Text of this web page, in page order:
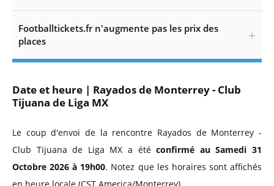
Footballtickets.fr n'augmente pas les prix des
places
Date et heure | Rayados de Monterrey - Club
Tijuana de Liga MX
Le coup d'envoi de la rencontre Rayados de Monterrey -
Club Tijuana de Liga MX a étéconfirmé au Samedi 31
Octobre 2026 à 19h00. Notez que les horaires sont affichés